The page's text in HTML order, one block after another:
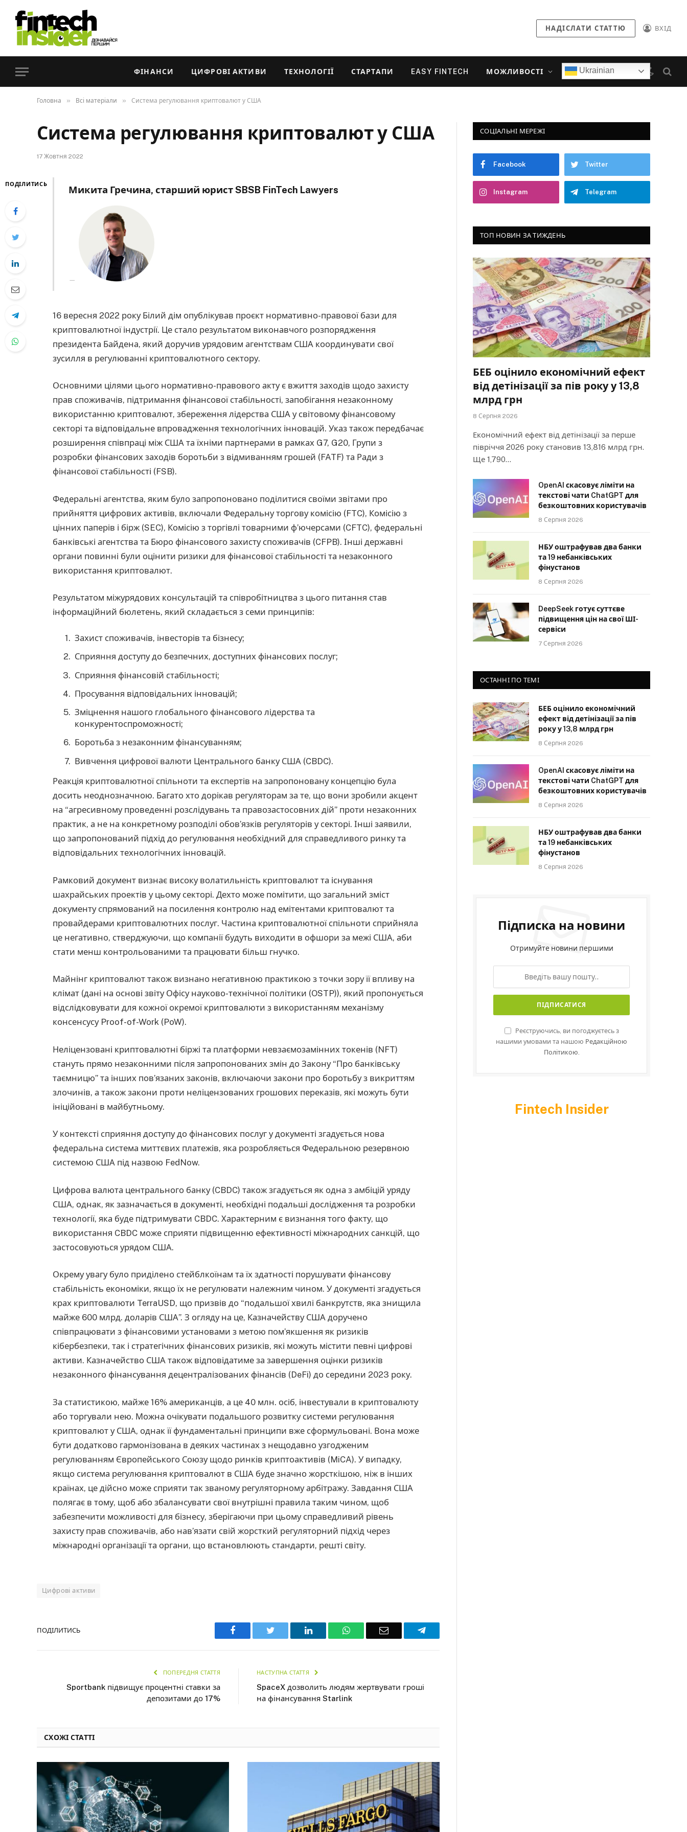
НАДІСЛАТИ СТАТТЮ ВХІД
ФІНАНСИ ЦИФРОВІ АКТИВИ ТЕХНОЛОГІЇ СТАРТАПИ EASY FINTECH МОЖЛИВОСТІ Ukrainian
Головна » Всі матеріали » Система регулювання криптовалют у США
Система регулювання криптовалют у США
17 Жовтня 2022
ПОДІЛИТИСЬ
Микита Гречина, старший юрист SBSB FinTech Lawyers
16 вересня 2022 року Білий дім опублікував проєкт нормативно-правової бази для
криптовалютної індустрії. Це стало результатом виконавчого розпорядження
президента Байдена, який доручив урядовим агентствам США координувати свої
зусилля в регулюванні криптовалютного сектору.
Основними цілями цього нормативно-правового акту є вжиття заходів щодо захисту
прав споживачів, підтримання фінансової стабільності, запобігання незаконному
використанню криптовалют, збереження лідерства США у світовому фінансовому
секторі та відповідальне впровадження технологічних інновацій. Указ також передбачає
розширення співпраці між США та їхніми партнерами в рамках G7, G20, Групи з
розробки фінансових заходів боротьби з відмиванням грошей (FATF) та Ради з
фінансової стабільності (FSB).
Федеральні агентства, яким було запропоновано поділитися своїми звітами про
прийняття цифрових активів, включали Федеральну торгову комісію (FTC), Комісію з
цінних паперів і бірж (SEC), Комісію з торгівлі товарними ф’ючерсами (CFTC), федеральні
банківські агентства та Бюро фінансового захисту споживачів (CFPB). Інші державні
органи повинні були оцінити ризики для фінансової стабільності та незаконного
використання криптовалют.
Результатом міжурядових консультацій та співробітництва з цього питання став
інформаційний бюлетень, який складається з семи принципів:
Захист споживачів, інвесторів та бізнесу;
Сприяння доступу до безпечних, доступних фінансових послуг;
Сприяння фінансовій стабільності;
Просування відповідальних інновацій;
Зміцнення нашого глобального фінансового лідерства та
конкурентоспроможності;
Боротьба з незаконним фінансуванням;
Вивчення цифрової валюти Центрального банку США (CBDC).
Реакція криптовалютної спільноти та експертів на запропоновану концепцію була
досить неоднозначною. Багато хто дорікав регуляторам за те, що вони зробили акцент
на “агресивному проведенні розслідувань та правозастосовних дій” проти незаконних
практик, а не на конкретному розподілі обов’язків регуляторів у секторі. Інші заявили,
що запропонований підхід до регулювання необхідний для справедливого ринку та
відповідальних технологічних інновацій.
Рамковий документ визнає високу волатильність криптовалют та існування
шахрайських проектів у цьому секторі. Дехто може помітити, що загальний зміст
документу спрямований на посилення контролю над емітентами криптовалют та
провайдерами криптовалютних послуг. Частина криптовалютної спільноти сприйняла
це негативно, стверджуючи, що компанії будуть виходити в офшори за межі США, аби
стати менш контрольованими та працювати більш гнучко.
Майнінг криптовалют також визнано негативною практикою з точки зору її впливу на
клімат (дані на основі звіту Офісу науково-технічної політики (OSTP)), який пропонується
відслідковувати для кожної окремої криптовалюти з використанням механізму
консенсусу Proof-of-Work (PoW).
Неліцензовані криптовалютні біржі та платформи невзаємозамінних токенів (NFT)
стануть прямо незаконними після запропонованих змін до Закону “Про банківську
таємницю” та інших пов’язаних законів, включаючи закони про боротьбу з викриттям
злочинів, а також закони проти неліцензованих грошових переказів, які можуть бути
ініційовані в майбутньому.
У контексті сприяння доступу до фінансових послуг у документі згадується нова
федеральна система миттєвих платежів, яка розробляється Федеральною резервною
системою США під назвою FedNow.
Цифрова валюта центрального банку (CBDC) також згадується як одна з амбіцій уряду
США, однак, як зазначається в документі, необхідні подальші дослідження та розробки
технології, яка буде підтримувати CBDC. Характерним є визнання того факту, що
використання CBDC може сприяти підвищенню ефективності міжнародних санкцій, що
застосовуються урядом США.
Окрему увагу було приділено стейблкоїнам та їх здатності порушувати фінансову
стабільність економіки, якщо їх не регулювати належним чином. У документі згадується
крах криптовалюти TerraUSD, що призвів до “подальшої хвилі банкрутств, яка знищила
майже 600 млрд. доларів США”. З огляду на це, Казначейству США доручено
співпрацювати з фінансовими установами з метою пом’якшення як ризиків
кібербезпеки, так і стратегічних фінансових ризиків, які можуть містити певні цифрові
активи. Казначейство США також відповідатиме за завершення оцінки ризиків
незаконного фінансування децентралізованих фінансів (DeFi) до середини 2023 року.
За статистикою, майже 16% американців, а це 40 млн. осіб, інвестували в криптовалюту
або торгували нею. Можна очікувати подальшого розвитку системи регулювання
криптовалют у США, однак її фундаментальні принципи вже сформульовані. Вона може
бути додатково гармонізована в деяких частинах з нещодавно узгодженим
регулюванням Європейського Союзу щодо ринків криптоактивів (MiCA). У випадку,
якщо система регулювання криптовалют в США буде значно жорсткішою, ніж в інших
країнах, це дійсно може сприяти так званому регуляторному арбітражу. Завдання США
полягає в тому, щоб або збалансувати свої внутрішні правила таким чином, щоб
забезпечити можливості для бізнесу, зберігаючи при цьому справедливий рівень
захисту прав споживачів, або нав’язати свій жорсткий регуляторний підхід через
міжнародні організації та органи, що встановлюють стандарти, решті світу.
Цифрові активи
ПОДІЛИТИСЬ Facebook Twitter LinkedIn WhatsAppEmail Telegram
ПОПЕРЕДНЯ СТАТТЯ
Sportbank підвищує процентні ставки за
депозитами до 17%
НАСТУПНА СТАТТЯ
SpaceX дозволить людям жертвувати гроші
на фінансування Starlink
СХОЖІ СТАТТІ
СОЦІАЛЬНІ МЕРЕЖІ
Facebook Twitter
Instagram Telegram
ТОП НОВИН ЗА ТИЖДЕНЬ
БЕБ оцінило економічний ефект
від детінізації за пів року у 13,8
млрд грн
8 Серпня 2026
Економічний ефект від детінізації за перше
півріччя 2026 року становив 13,816 млрд грн.
Ще 1,790…
OpenAI скасовує ліміти на
текстові чати ChatGPT для
безкоштовних користувачів
8 Серпня 2026
НБУ оштрафував два банки
та 19 небанківських
фінустанов
8 Серпня 2026
DeepSeek готує суттєве
підвищення цін на свої ШІ-
сервіси
7 Серпня 2026
ОСТАННІ ПО ТЕМІ
БЕБ оцінило економічний
ефект від детінізації за пів
року у 13,8 млрд грн
8 Серпня 2026
OpenAI скасовує ліміти на
текстові чати ChatGPT для
безкоштовних користувачів
8 Серпня 2026
НБУ оштрафував два банки
та 19 небанківських
фінустанов
8 Серпня 2026
Підписка на новини
Отримуйте новини першими
Реєструючись, ви погоджуєтесь з
нашими умовами та нашою Редакційною
Політикою.
Fintech Insider